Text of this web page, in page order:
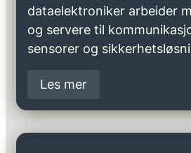
dataelektroniker arbeider
og servere til
sensorer og
Les mer